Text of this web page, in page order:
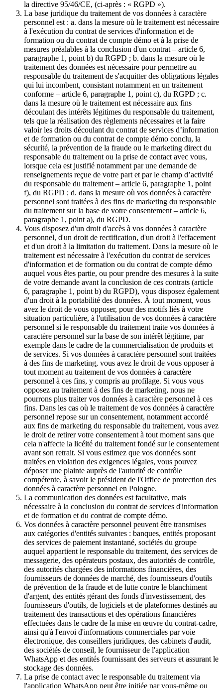
la directive 95/46/CE, (ci-après : « RGPD »).
La base juridique du traitement de vos données à caractère
personnel est : a. dans la mesure où le traitement est nécessaire
à l'exécution du contrat de services d'information et de
formation ou du contrat de compte démo et à la prise de
mesures préalables à la conclusion d'un contrat – article 6,
paragraphe 1, point b) du RGPD ; b. dans la mesure où le
traitement des données est nécessaire pour permettre au
responsable du traitement de s'acquitter des obligations légales
qui lui incombent, consistant notamment en un traitement
conforme – article 6, paragraphe 1, point c), du RGPD ; c.
dans la mesure où le traitement est nécessaire aux fins
découlant des intérêts légitimes du responsable du traitement,
tels que la réalisation des règlements nécessaires et la faire
valoir les droits découlant du contrat de services d’information
et de formation ou du contrat de compte démo conclu, la
sécurité, la prévention de la fraude ou le marketing direct du
responsable du traitement ou la prise de contact avec vous,
lorsque cela est justifié notamment par une demande de
renseignements reçue de votre part et par le champ d’activité
du responsable du traitement – article 6, paragraphe 1, point
f), du RGPD ; d. dans la mesure où vos données à caractère
personnel sont traitées à des fins de marketing du responsable
du traitement sur la base de votre consentement – article 6,
paragraphe 1, point a), du RGPD.
Vous disposez d'un droit d'accès à vos données à caractère
personnel, d'un droit de rectification, d'un droit à l'effacement
et d'un droit à la limitation du traitement. Dans la mesure où le
traitement est nécessaire à l'exécution du contrat de services
d'information et de formation ou du contrat de compte démo
auquel vous êtes partie, ou pour prendre des mesures à la suite
de votre demande avant la conclusion de ces contrats (article
6, paragraphe 1, point b) du RGPD), vous disposez également
d'un droit à la portabilité des données. À tout moment, vous
avez le droit de vous opposer, pour des motifs liés à votre
situation particulière, à l'utilisation de vos données à caractère
personnel si le responsable du traitement traite vos données à
caractère personnel sur la base de son intérêt légitime, par
exemple dans le cadre de la commercialisation de produits et
de services. Si vos données à caractère personnel sont traitées
à des fins de marketing, vous avez le droit de vous opposer à
tout moment au traitement de vos données à caractère
personnel à ces fins, y compris au profilage. Si vous vous
opposez au traitement à des fins de marketing, nous ne
pourrons plus traiter vos données à caractère personnel à ces
fins. Dans les cas où le traitement de vos données à caractère
personnel repose sur un consentement, notamment accordé
aux fins de marketing du responsable du traitement, vous avez
le droit de retirer votre consentement à tout moment sans que
cela n'affecte la licéité du traitement fondé sur le consentement
avant son retrait. Si vous estimez que vos données sont
traitées en violation des exigences légales, vous pouvez
déposer une plainte auprès de l'autorité de contrôle
compétente, à savoir le président de l'Office de protection des
données à caractère personnel en Pologne.
La communication des données est facultative, mais
nécessaire à la conclusion du contrat de services d'information
et de formation et du contrat de compte démo.
Vos données à caractère personnel peuvent être transmises
aux catégories d'entités suivantes : banques, entités proposant
des services de paiement instantané, sociétés du groupe
auquel appartient le responsable du traitement, des services de
messagerie, des opérateurs postaux, des autorités de contrôle,
des autorités chargées des informations financières, des
fournisseurs de données de marché, des fournisseurs d'outils
de prévention de la fraude et de lutte contre le blanchiment
d'argent, des entités gérant des fonds d'investissement, des
fournisseurs d'outils, de logiciels et de plateformes destinés au
traitement des transactions et des opérations financières
effectuées dans le cadre de la mise en œuvre du contrat-cadre,
ainsi qu'à l'envoi d'informations commerciales par voie
électronique, des conseillers juridiques, des cabinets d'audit,
des sociétés de conseil, le fournisseur de l'application
WhatsApp et des entités fournissant des serveurs et assurant le
stockage des données.
La prise de contact avec le responsable du traitement via
l'application WhatsApp peut être initiée par vous-même ou